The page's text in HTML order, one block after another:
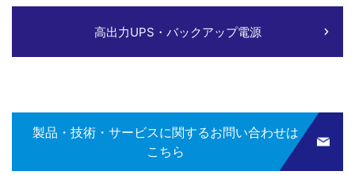
高出力UPS・バックアップ電源
製品・技術・サービスに関するお問い合わせは
こちら